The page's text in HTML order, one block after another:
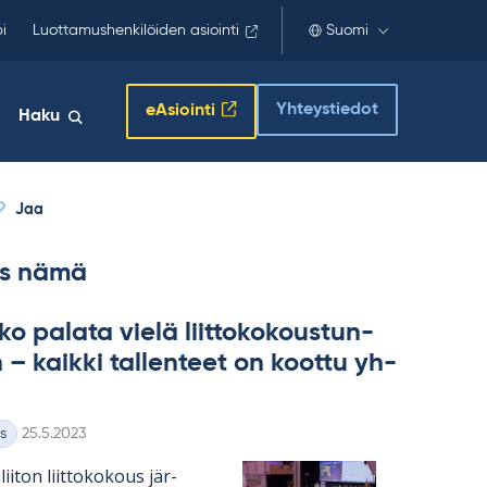
Luottamushenkilöiden asiointi Suomi
Haku eAsiointi Yhteystiedot
Jaa
nämä
pa­lata vielä liit­to­ko­kous­tun­
– kaikki tal­len­teet on koottu yh­
Kirjoitettu
25.5.2023
liit­to­ko­kous jär­